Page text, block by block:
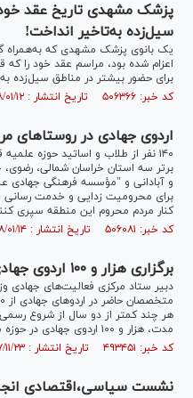
پزشک مشهدی تاریخ عقد
سیل‌زده به‌تاخیر انداخت!
یک بانوی پزشک مشهدی که به‌همراه
برای حضور بیشتر در مناطق سیل‌زده
کد خبر: ۵۰۶۳۶۶ تاریخ انتشار : ۱۳۹۸/۰۱/۱۲
اردوی جهادی در روستا‌های
۱۴۰ نفر از طلاب و اساتید حوزه
برتر سه استان خراسان شمالی،
و آبادانی و "مؤسسه فرهنگی جهادی
کنار مردم محروم این منطقه سپری
کد خبر: ۵۰۶۰۸۱ تاریخ انتشار : ۱۳۹۸/۰۱/۱۴
برگزاری هزار و ۱۰۰ اردوی جهادی در کمتر از دو سال
دبیر ستاد مرکزی فعالیت‌های جهادی
هر چند کمتر از دو سال از شروع
مدت، هزار و ۱۰۰ اردوی جهادی در حوزه سلامت برگزار شده است.
کد خبر: ۴۹۳۴۵۱ تاریخ انتشار : ۱۳۹۷/۱۱/۲۳
نشست سیاسی،اقتصادی